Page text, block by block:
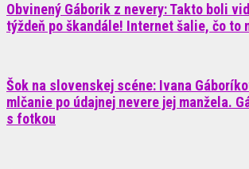
Obvinený Gáborik z nevery: Takto boli
týždeň po škandále! Internet šalie, čo to
Šok na slovenskej scéne: Ivana
mlčanie po údajnej nevere jej manžela.
s fotkou